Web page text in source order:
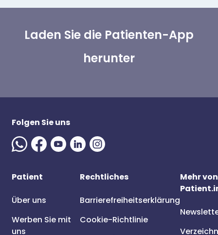
Laden Sie die Patienten-App
herunter
Folgen Sie uns
Patient
Über uns
Werben Sie mit
uns
Rechtliches
Barrierefreiheitserklärung
Cookie-Richtlinie
Mehr von